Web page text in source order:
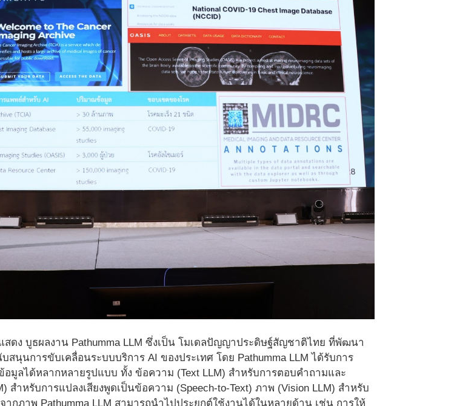
ดง บูธผลงาน Pathumma LLM ซึ่งเป็น โมเดลปัญญาประดิษฐ์สัญชาติไทย ที่พัฒนา
สนุนการขับเคลื่อนระบบบริการ AI ของประเทศ โดย Pathumma LLM ได้รับการ
อมูลได้หลากหลายรูปแบบ ทั้ง ข้อความ (Text LLM) สำหรับการตอบคำถามและ
สำหรับการแปลงเสียงพูดเป็นข้อความ (Speech-to-Text) ภาพ (Vision LLM) สำหรับ
ากภาพ Pathumma LLM สามารถนำไปประยุกต์ใช้งานได้ในหลายด้าน เช่น การให้